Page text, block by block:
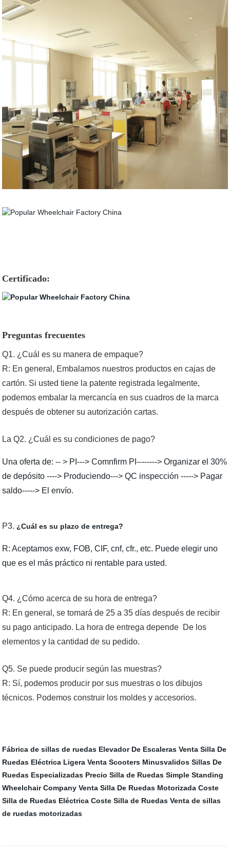
Certificado:
Preguntas frecuentes
Q1. ¿Cuál es su manera de empaque?
R: En general, Embalamos nuestros productos en cajas de
cartón. Si usted tiene la patente registrada legalmente,
podemos embalar la mercancía en sus cuadros de la marca
después de obtener su autorización cartas.
La Q2. ¿Cuál es su condiciones de pago?
Una oferta de: -- > PI---> Comnfirm PI--------> Organizar el 30%
de depósito ----> Produciendo---> QC inspección -----> Pagar
saldo-----> El envío.
P3. ¿Cuál es su plazo de entrega?
R: Aceptamos exw, FOB, CIF, cnf, cfr., etc. Puede elegir uno
que es el más práctico ni rentable para usted.
Q4. ¿Cómo acerca de su hora de entrega?
R: En general, se tomará de 25 a 35 días después de recibir
su pago anticipado. La hora de entrega depende De los
elementos y la cantidad de su pedido.
Q5. Se puede producir según las muestras?
R: Sí, podemos producir por sus muestras o los dibujos
técnicos. Podemos construir los moldes y accesorios.
Fábrica de sillas de ruedas Elevador De Escaleras Venta Silla De
Ruedas Eléctrica Ligera Venta Scooters Minusvalidos Sillas De
Ruedas Especializadas Precio Silla de Ruedas Simple Standing
Wheelchair Company Venta Silla De Ruedas Motorizada Coste
Silla de Ruedas Eléctrica Coste Silla de Ruedas Venta de sillas
de ruedas motorizadas